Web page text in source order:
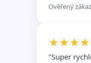
Ověřený
"Super